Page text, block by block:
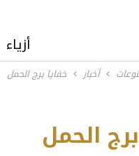
أزياء
أخبار خفايا برج الحمل
الحمل